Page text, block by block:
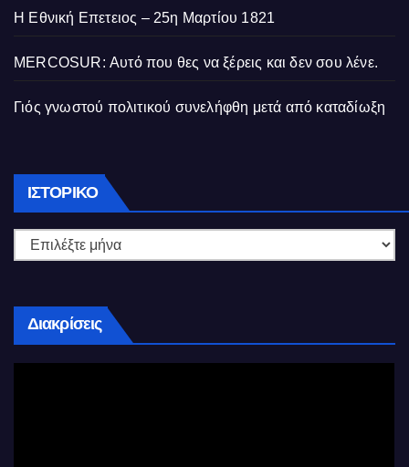
Η Εθνική Επετειος – 25η Μαρτίου 1821
MERCOSUR: Αυτό που θες να ξέρεις και δεν σου λένε.
Γιός γνωστού πολιτικού συνελήφθη μετά από καταδίωξη
ΙΣΤΟΡΙΚΌ Ιστορικό
Διακρίσεις